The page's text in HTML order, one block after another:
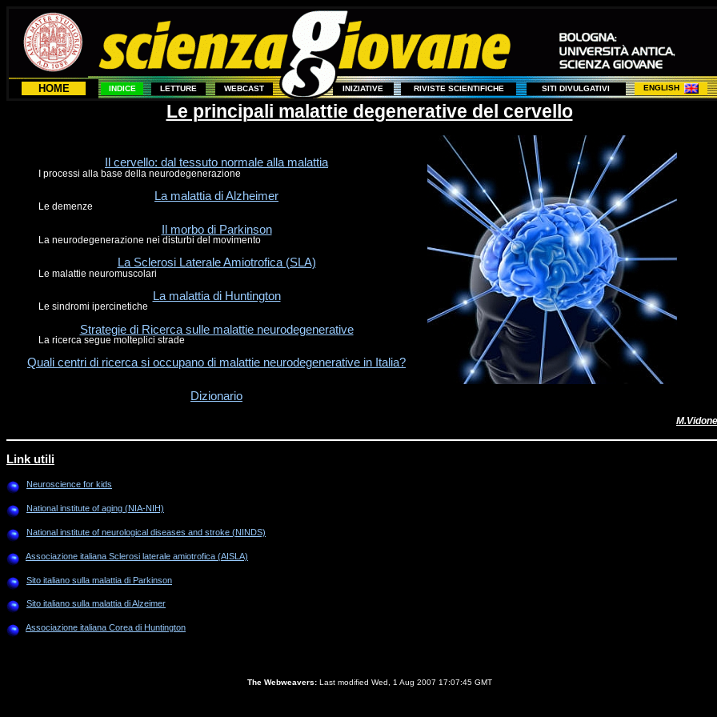
HOME INDICE LETTURE WEBCAST INIZIATIVE RIVISTE SCIENTIFICHE SITI DIVULGATIVI ENGLISH
Le principali malattie degenerative del cervello
Il cervello: dal tessuto normale alla malattia
I processi alla base della neurodegenerazione
La malattia di Alzheimer
Le demenze
Il morbo di Parkinson
La neurodegenerazione nei disturbi del movimento
La Sclerosi Laterale Amiotrofica (SLA)
Le malattie neuromuscolari
La malattia di Huntington
Le sindromi ipercinetiche
Strategie di Ricerca sulle malattie neurodegenerative
La ricerca segue molteplici strade
Quali centri di ricerca si occupano di malattie neurodegenerative in Italia?
Dizionario
M.Vidone
Link utili
Neuroscience for kids
National institute of aging (NIA-NIH)
National institute of neurological diseases and stroke (NINDS)
Associazione italiana Sclerosi laterale amiotrofica (AISLA)
Sito italiano sulla malattia di Parkinson
Sito italiano sulla malattia di Alzeimer
Associazione italiana Corea di Huntington
The Webweavers:Last modified Wed, 1 Aug 2007 17:07:45 GMT